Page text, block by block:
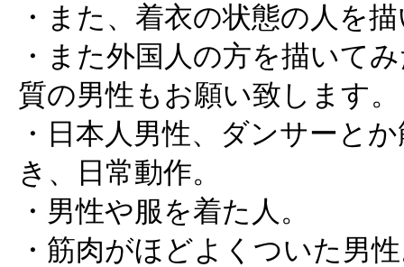
・また、着衣の状態の人を
・また外国人の方を描いて
質の男性もお願い致します。
・日本人男性、ダンサーと
き、日常動作。
・男性や服を着た人。
・筋肉がほどよくついた男